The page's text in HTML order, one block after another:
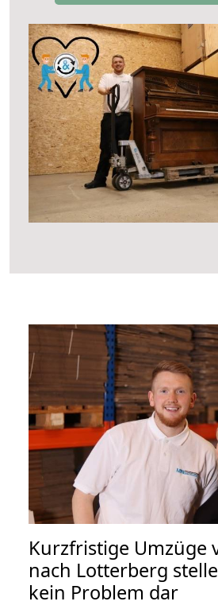
Kurzfristige Umzüge
nach Lotterberg
kein Problem dar